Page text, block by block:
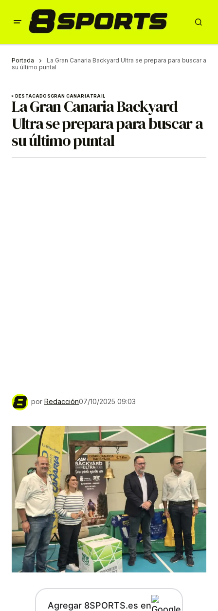
Portada
La Gran Canaria Backyard Ultra se prepara para buscar a
su último puntal
DESTACADOSGRAN CANARIATRAIL
La Gran Canaria Backyard
Ultra se prepara para buscar a
su último puntal
por Redacción07/10/2025 09:03
Agregar 8SPORTS.es en